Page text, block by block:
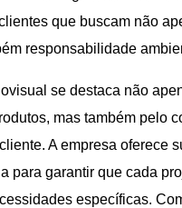
que buscam não
responsabilidade
se destaca não
mas também pelo
A empresa oferece
para garantir que cada
específicas.